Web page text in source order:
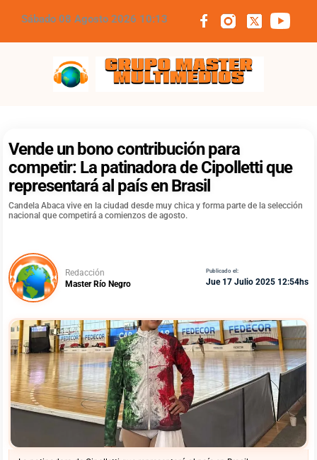
Sábado 08 Agosto 2026 10:13
Grupo Master Multimedios
Vende un bono contribución para
competir: La patinadora de Cipolletti que
representará al país en Brasil
Candela Abaca vive en la ciudad desde muy chica y forma parte de la selección
nacional que competirá a comienzos de agosto.
Redacción
Master Río Negro
Publicado el:
Jue 17 Julio 2025 12:54hs